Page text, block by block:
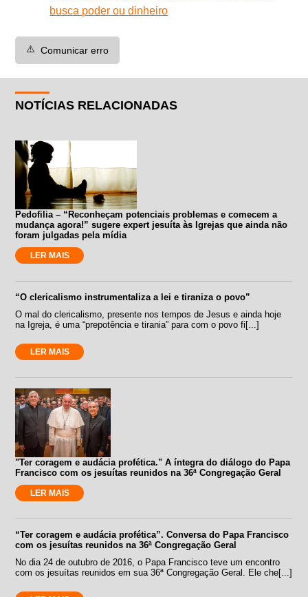
busca poder ou dinheiro
⚠️ Comunicar erro
NOTÍCIAS RELACIONADAS
Pedofilia – “Reconheçam potenciais problemas e comecem a
mudança agora!” sugere expert jesuíta às Igrejas que ainda não
foram julgadas pela mídia
LER MAIS
“O clericalismo instrumentaliza a lei e tiraniza o povo”
O mal do clericalismo, presente nos tempos de Jesus e ainda hoje
na Igreja, é uma “prepotência e tirania” para com o povo fi[...]
LER MAIS
"Ter coragem e audácia profética." A íntegra do diálogo do Papa
Francisco com os jesuítas reunidos na 36ª Congregação Geral
LER MAIS
“Ter coragem e audácia profética”. Conversa do Papa Francisco
com os jesuítas reunidos na 36ª Congregação Geral
No dia 24 de outubro de 2016, o Papa Francisco teve um encontro
com os jesuítas reunidos em sua 36ª Congregação Geral. Ele che[...]